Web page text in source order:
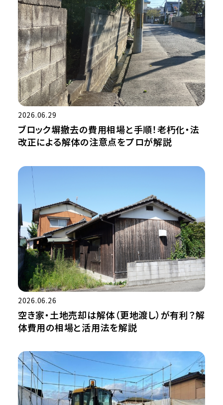
2026.06.29
ブロック塀撤去の費用相場と手順！老朽化・法
改正による解体の注意点をプロが解説
2026.06.26
空き家・土地売却は解体（更地渡し）が有利？解
体費用の相場と活用法を解説